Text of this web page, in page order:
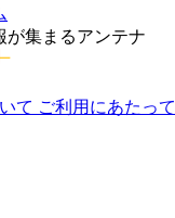
が集まるアンテナ
て ご利用にあたって